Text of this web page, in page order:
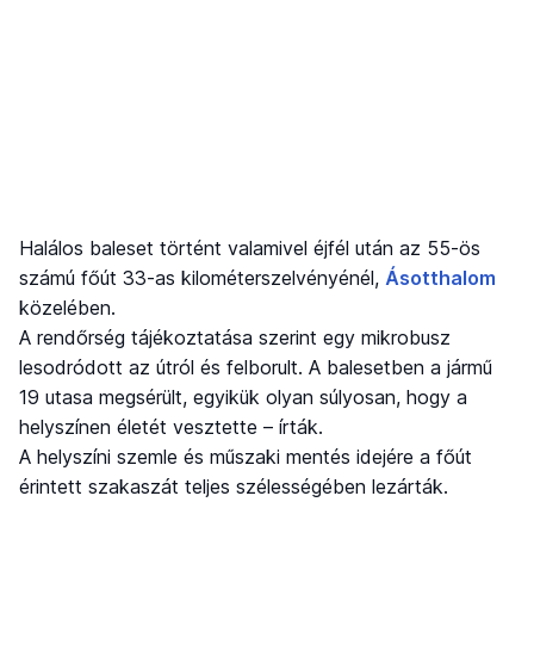
Halálos baleset történt valamivel éjfél után az 55-ös
számú főút 33-as kilométerszelvényénél, Ásotthalom
közelében.
A rendőrség tájékoztatása szerint egy mikrobusz
lesodródott az útról és felborult. A balesetben a jármű
19 utasa megsérült, egyikük olyan súlyosan, hogy a
helyszínen életét vesztette – írták.
A helyszíni szemle és műszaki mentés idejére a főút
érintett szakaszát teljes szélességében lezárták.